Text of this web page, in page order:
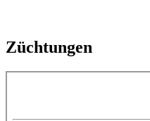
Züchtungen